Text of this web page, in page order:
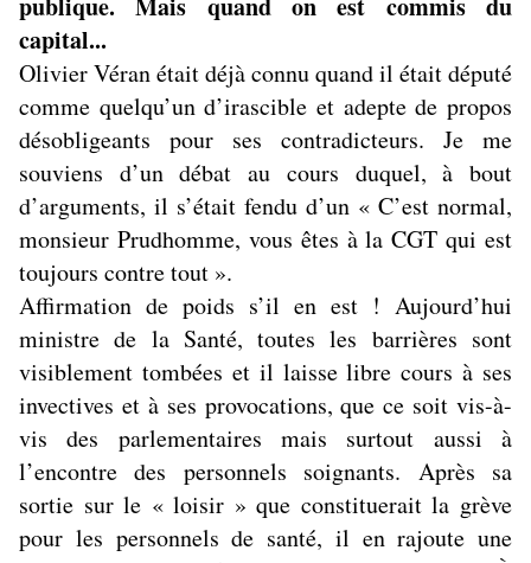
capital...
Olivier Véran était déjà connu quand il était député
comme quelqu’un d’irascible et adepte de propos
désobligeants pour ses contradicteurs. Je me
souviens d’un débat au cours duquel, à bout
d’arguments, il s’était fendu d’un « C’est normal,
monsieur Prudhomme, vous êtes à la CGT qui est
toujours contre tout ».
Affirmation de poids s’il en est ! Aujourd’hui
ministre de la Santé, toutes les barrières sont
visiblement tombées et il laisse libre cours à ses
invectives et à ses provocations, que ce soit vis-à-
vis des parlementaires mais surtout aussi à
l’encontre des personnels soignants. Après sa
sortie sur le « loisir » que constituerait la grève
pour les personnels de santé, il en rajoute une